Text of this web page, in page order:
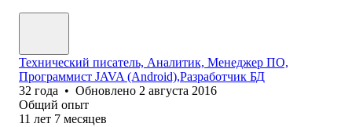
Технический писатель, Аналитик, Менеджер ПО,
Программист JAVA (Android),Разработчик БД
32 года • Обновлено 2 августа 2016
Общий опыт
11 лет 7 месяцев